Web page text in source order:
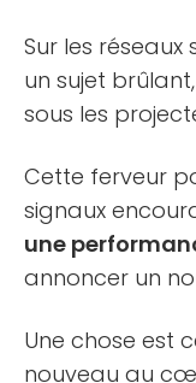
Sur les réseaux
un sujet
sous les
Cette ferveur
signaux
une
annoncer un
Une chose est
nouveau au